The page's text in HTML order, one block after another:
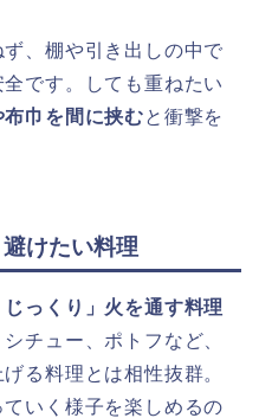
、棚や引き出しの中で
です。しても重ねたい
巾を間に挟むと衝撃を
けたい料理
じっくり」火を通す料理
チュー、ポトフなど、
る料理とは相性抜群。
いく様子を楽しめるの